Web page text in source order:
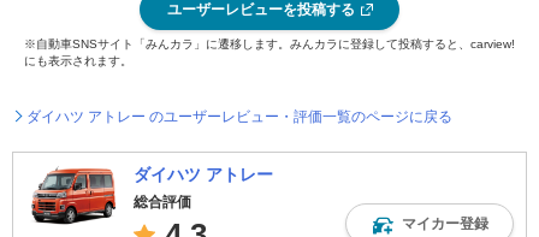
ユーザーレビューを投稿する
※自動車SNSサイト「みんカラ」に遷移します。みんカラに登録して投稿すると、carview!
にも表示されます。
ダイハツ アトレー のユーザーレビュー・評価一覧のページに戻る
ダイハツ アトレー
総合評価
マイカー登録